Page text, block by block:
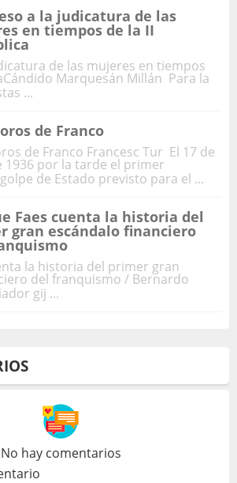
a la judicatura de las
en tiempos de la II
de las mujeres en tiempos
Marquesán Millán Para la
...
de Franco
de Franco Francesc Tur El 17 de
1936 por la tarde el primer
de Estado previsto para el ...
Faes cuenta la historia del
gran escándalo financiero
la historia del primer gran
del franquismo / Bernardo
gij ...
No hay comentarios